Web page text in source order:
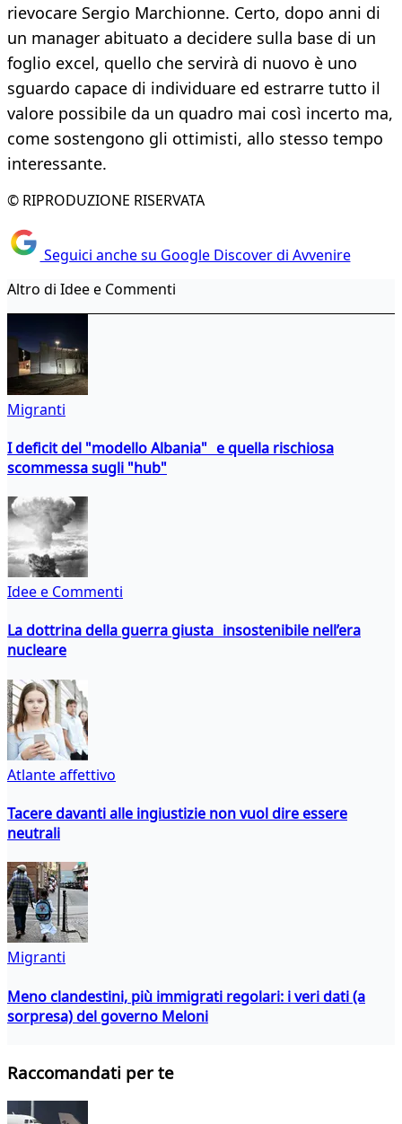
rievocare Sergio Marchionne. Certo, dopo anni di
un manager abituato a decidere sulla base di un
foglio excel, quello che servirà di nuovo è uno
sguardo capace di individuare ed estrarre tutto il
valore possibile da un quadro mai così incerto ma,
come sostengono gli ottimisti, allo stesso tempo
interessante.
© RIPRODUZIONE RISERVATA
Seguici anche su Google Discover di Avvenire
Altro di Idee e Commenti
Migranti
I deficit del "modello Albania" e quella rischiosa
scommessa sugli "hub"
Idee e Commenti
La dottrina della guerra giusta insostenibile nell’era
nucleare
Atlante affettivo
Tacere davanti alle ingiustizie non vuol dire essere
neutrali
Migranti
Meno clandestini, più immigrati regolari: i veri dati (a
sorpresa) del governo Meloni
Raccomandati per te